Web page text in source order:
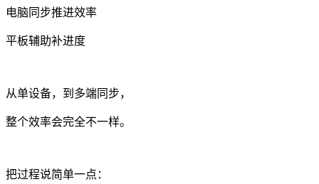
电脑同步推进效率
平板辅助补进度
从单设备，到多端同步，
整个效率会完全不一样。
把过程说简单一点：